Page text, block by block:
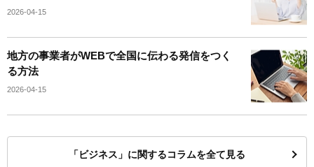
2026-04-15
地方の事業者がWEBで全国に伝わる発信をつく
る方法
2026-04-15
「ビジネス」に関するコラムを全て見る